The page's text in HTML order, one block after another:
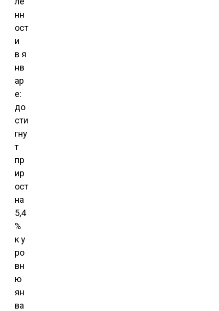
нн
ост
и
в я
нв
ар
е:
до
сти
гну
т
пр
ир
ост
на
5,4
%
к у
ро
вн
ю
ян
ва